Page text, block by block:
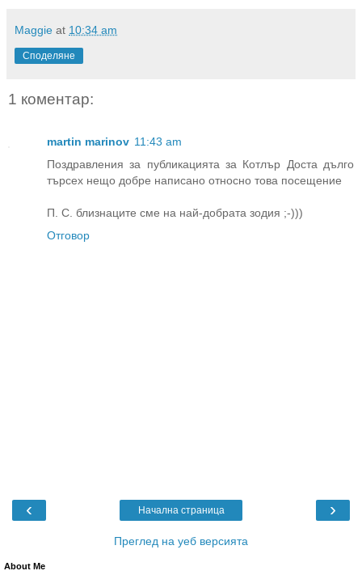
Maggie at 10:34 am
Споделяне
1 коментар:
martin marinov 11:43 am
Поздравления за публикацията за Котлър Доста дълго
търсех нещо добре написано относно това посещение
П. С. близнаците сме на най-добрата зодия ;-)))
Отговор
‹ ›
Начална страница
Преглед на уеб версията
About Me